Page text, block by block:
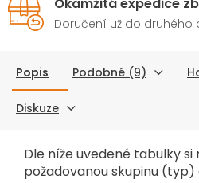
Doručení už do druhého
Popis Podobné (9)
Diskuze
Dle níže uvedené tabulky
požadovanou skupinu